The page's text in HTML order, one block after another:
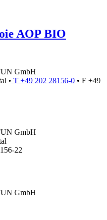
AOP BIO
GmbH
• T +49 202 28156-0 • F +49
GmbH
22
GmbH